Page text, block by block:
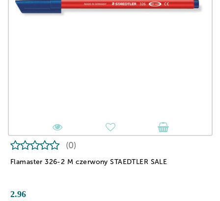
Flamaster 326-2 M czerwony STAEDTLER SALE
(0)
2.96